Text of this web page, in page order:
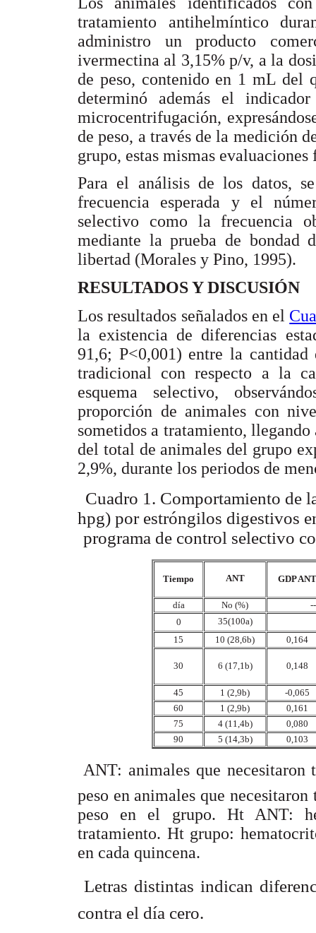
tratamiento antihelmíntico
administro un producto
ivermectina al 3,15% p/v, a la
de peso, contenido en 1 mL del
determinó además el
microcentrifugación,
de peso, a través de la medición
grupo, estas mismas
Para el análisis de los datos,
frecuencia esperada y el
selectivo como la frecuencia
mediante la prueba de bondad
libertad (Morales y Pino, 1995).
RESULTADOS Y DISCUSIÓN
Los resultados señalados en el
la existencia de diferencias
91,6; P<0,001) entre la
tradicional con respecto a la
esquema selectivo,
proporción de animales con
sometidos a tratamiento,
del total de animales del grupo
2,9%, durante los periodos de
Cuadro 1 . Comportamiento de
hpg) por estróngilos digestivos
programa de control selectivo
Tiempo ANT GDP ANT
día No (%)
0
35(100a)
15
10 (28,6b) 0,164
30 6 (17,1b) 0,148
45 1 (2,9b)
-0,065
60
1 (2,9b)
0,161
75
4 (11,4b)
0,080
90
5 (14,3b) 0,103
 ANT: animales que
peso en animales que
peso en el grupo. Ht ANT:
tratamiento. Ht grupo:
en cada quincena.
 Letras distintas indican
contra el día cero.